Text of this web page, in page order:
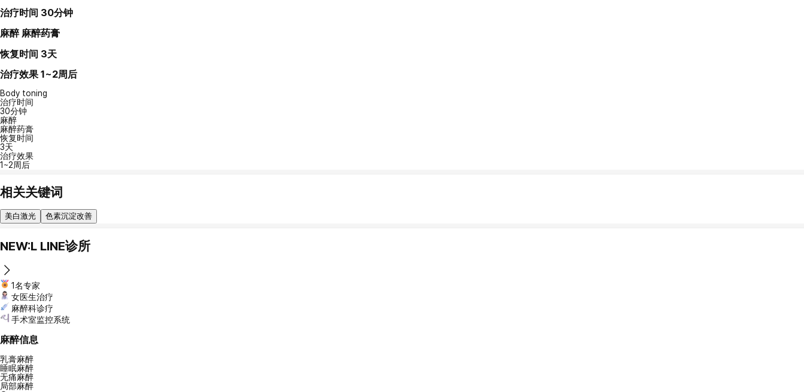
治疗时间 30分钟
麻醉 麻醉药膏
恢复时间 3天
治疗效果 1~2周后
Body toning
治疗时间
30分钟
麻醉
麻醉药膏
恢复时间
3天
治疗效果
1~2周后
相关关键词
美白激光 色素沉淀改善
NEW:L LINE诊所
1名专家
女医生治疗
麻醉科诊疗
手术室监控系统
麻醉信息
乳膏麻醉
睡眠麻醉
无痛麻醉
局部麻醉